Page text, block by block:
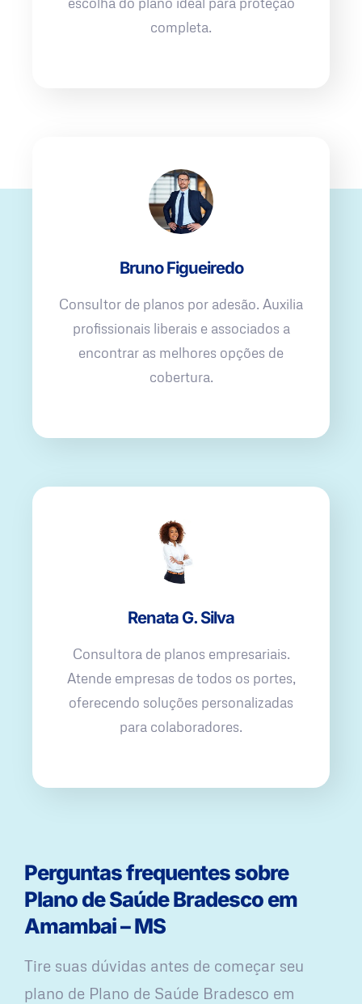
completa.
Bruno Figueiredo
Consultor de planos por adesão. Auxilia
profissionais liberais e associados a
encontrar as melhores opções de
cobertura.
Renata G. Silva
Consultora de planos empresariais.
Atende empresas de todos os portes,
oferecendo soluções personalizadas
para colaboradores.
Perguntas frequentes sobre
Plano de Saúde Bradesco em
Amambai – MS
Tire suas dúvidas antes de começar seu
plano ​de Plano de Saúde Bradesco em